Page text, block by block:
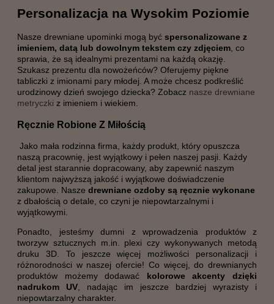
Personalizacja na Wysokim Poziomie
Nasze drewniane upominki mogą być spersonalizowane z
imieniem, datą lub dowolnym tekstem czy zdjęciem, co
sprawia, że są idealnymi prezentami na każdą okazję.
Szukasz prezentu dla nowożeńców? Oferujemy piękne
tabliczki z imionami pary młodej. A może chcesz podkreślić
urodzinowy dzień swojego dziecka? Zobacz nasze drewniane
metryczki z imieniem i wiekiem.
Ręcznie Robione Z Miłością
Jako mała rodzinna firma, każdy produkt, który opuszcza
naszą pracownię, jest wyjątkowy i pełen naszej pasji. Każdy
detal jest starannie dopracowany, aby zapewnić naszym
klientom najwyższą jakość i wyjątkowe doświadczenie
zakupowe. Nasze drewniane ozdoby są ręcznie wykonane
z dbałością o detale, co czyni je niepowtarzalnymi i
wyjątkowymi.
Ponadto, jesteśmy dumni z wprowadzenia produktów z
tworzyw sztucznych m.in. plexi czy wykonywanych metodą
druku 3D. To jeszcze więcej możliwości personalizacji i
różnorodności w naszej ofercie! Co więcej, do drewnianych
produktów możemy dodawać kolorowe akcenty dzięki
nadrukom UV , nadając im jeszcze bardziej wyrazisty i
niepowtarzalny charakter.